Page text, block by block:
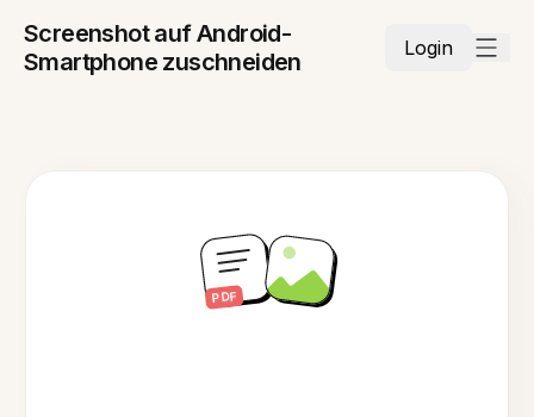
Screenshot auf Android-
Smartphone zuschneiden
Login